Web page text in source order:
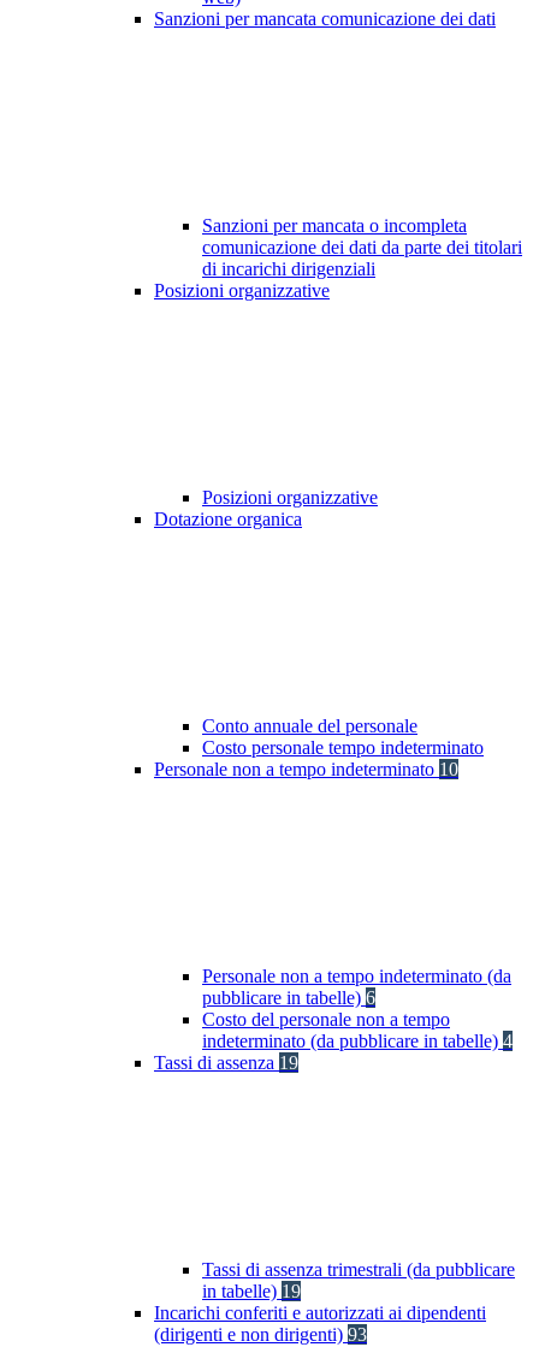
Sanzioni per mancata comunicazione dei dati
Sanzioni per mancata o incompleta
comunicazione dei dati da parte dei titolari
di incarichi dirigenziali
Posizioni organizzative
Posizioni organizzative
Dotazione organica
Conto annuale del personale
Costo personale tempo indeterminato
Personale non a tempo indeterminato 10
Personale non a tempo indeterminato (da
pubblicare in tabelle) 6
Costo del personale non a tempo
indeterminato (da pubblicare in tabelle) 4
Tassi di assenza 19
Tassi di assenza trimestrali (da pubblicare
in tabelle) 19
Incarichi conferiti e autorizzati ai dipendenti
(dirigenti e non dirigenti) 93